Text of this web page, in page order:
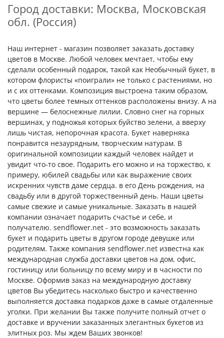
Город доставки: Москва, Московская
обл. (Россия)
Наш интернет - магазин позволяет заказать доставку
цветов в Москве. Любой человек мечтает, чтобы ему
сделали особенный подарок, такой как Необычный букет, в
котором флористы «поиграли» не только с растениями, но
и с их оттенками. Композиция выстроена таким образом,
что цветы более темных оттенков расположены внизу. А на
вершине — белоснежные лилии. Словно снег на горных
вершинах, у подножья которых буйство зелени, а вверху
лишь чистая, непорочная красота. Букет наверняка
понравится незаурядным, творческим натурам. В
оригинальной композиции каждый человек найдет и
увидит что-то свое. Подарить его можно и на торжество, к
примеру, юбилей свадьбы или как выражение своих
искренних чувств даме сердца. в его День рождения, на
свадьбу или в другой торжественный день. Наши цветы
самые свежие и самые уникальные. Заказать в нашей
компании означает подарить счастье и себе, и
получателю. sendflower.net - это возможность заказать
букет и подарить цветы в другом городе девушке или
родителям. Также компания sendflower.net известна как
международная служба доставки цветов на дом, офис,
гостиницу или больницу по всему миру и в часности по
Москве. Оформив заказ на международную доставку
цветов Вы убедитесь насколько быстро и качественно
выполняется доставка подарков даже в самые отдаленные
уголки. При желании Вы также получите полный отчет о
доставке и вручении заказанных элегантных букетов из
элитных роз. Мы ждем Ваших звонков!